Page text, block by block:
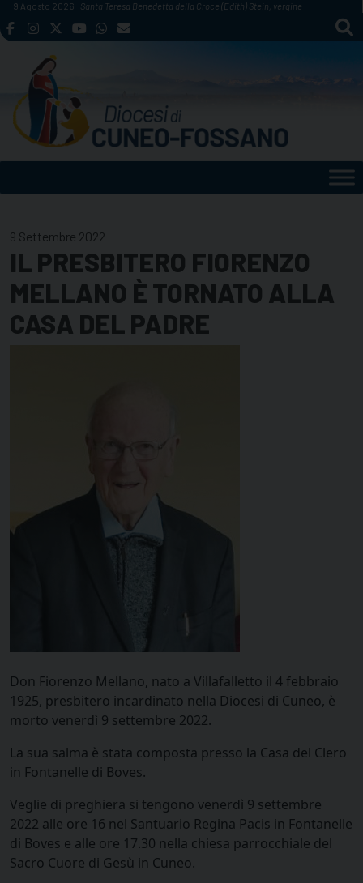
Skip
to
9 Agosto 2026 Santa Teresa Benedetta della Croce (Edith) Stein, vergine
9 Settembre 2022
IL PRESBITERO FIORENZO
MELLANO È TORNATO ALLA
CASA DEL PADRE
Don Fiorenzo Mellano, nato a Villafalletto il 4 febbraio
1925, presbitero incardinato nella Diocesi di Cuneo, è
morto venerdì 9 settembre 2022.
La sua salma è stata composta presso la Casa del Clero
in Fontanelle di Boves.
Veglie di preghiera si tengono venerdì 9 settembre
2022 alle ore 16 nel Santuario Regina Pacis in Fontanelle
di Boves e alle ore 17.30 nella chiesa parrocchiale del
Sacro Cuore di Gesù in Cuneo.